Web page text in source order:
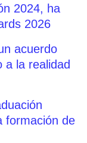
2024, ha
2026
acuerdo
a la realidad
formación de